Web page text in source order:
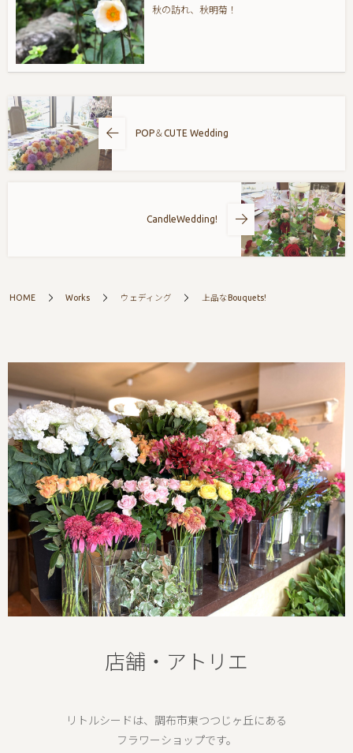
秋の訪れ、秋明菊！
POP＆CUTE Wedding
CandleWedding!
HOME Works ウェディング 上品なBouquets!
店舗・アトリエ
リトルシードは、調布市東つつじヶ丘にある
フラワーショップです。